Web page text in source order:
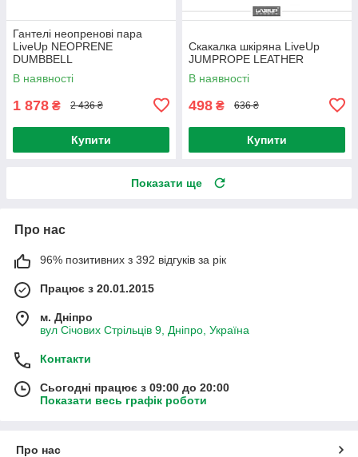
Гантелі неопренові пара
LiveUp NEOPRENE
DUMBBELL
В наявності
1 878 ₴ 2 436 ₴
Купити
Скакалка шкіряна LiveUp
JUMPROPE LEATHER
В наявності
498 ₴ 636 ₴
Купити
Показати ще
Про нас
96% позитивних з 392 відгуків за рік
Працює з 20.01.2015
м. Дніпро
вул Січових Стрільців 9, Дніпро, Україна
Контакти
Сьогодні працює з 09:00 до 20:00
Показати весь графік роботи
Про нас